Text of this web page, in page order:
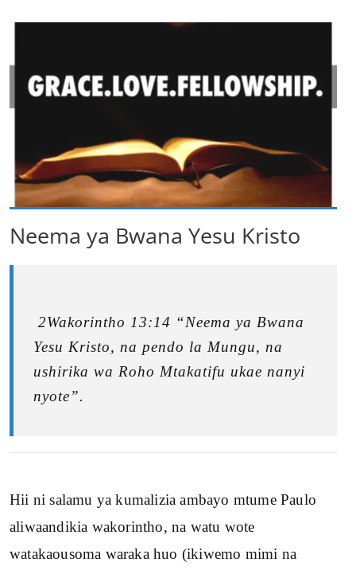
Neema ya Bwana Yesu Kristo
2Wakorintho 13:14 “Neema ya Bwana
Yesu Kristo, na pendo la Mungu, na
ushirika wa Roho Mtakatifu ukae nanyi
nyote”.
Hii ni salamu ya kumalizia ambayo mtume Paulo
aliwaandikia wakorintho, na watu wote
watakaousoma waraka huo (ikiwemo mimi na